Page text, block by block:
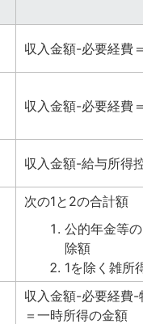
収入金額-必要経費
収入金額-必要経費
収入金額-給与所得
次の1と2の合計額
公的年金等
除額
1を除く雑所
収入金額-必要経費-
＝一時所得の金額